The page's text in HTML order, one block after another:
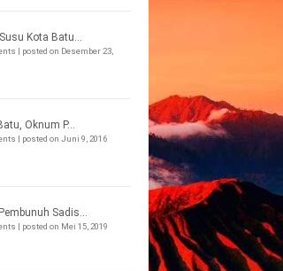
Kota Batu...
| posted on Desember 23,
Oknum P...
| posted on Juni 9, 2016
Sadis...
| posted on Mei 15, 2019